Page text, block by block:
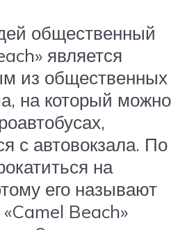
общественный
является
из общественных
на который можно
с автовокзала. По
на
его называют
Beach»